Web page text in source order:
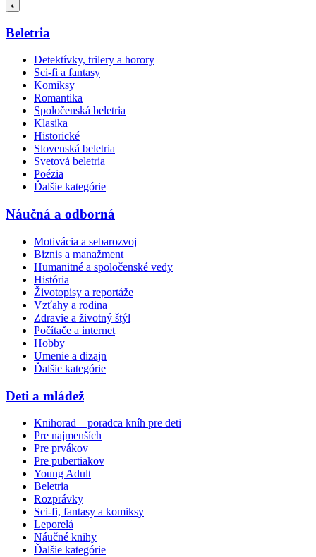
Beletria
Detektívky, trilery a horory
Sci-fi a fantasy
Komiksy
Romantika
Spoločenská beletria
Klasika
Historické
Slovenská beletria
Svetová beletria
Poézia
Ďalšie kategórie
Náučná a odborná
Motivácia a sebarozvoj
Biznis a manažment
Humanitné a spoločenské vedy
História
Životopisy a reportáže
Vzťahy a rodina
Zdravie a životný štýl
Počítače a internet
Hobby
Umenie a dizajn
Ďalšie kategórie
Deti a mládež
Knihorad – poradca kníh pre deti
Pre najmenších
Pre prvákov
Pre pubertiakov
Young Adult
Beletria
Rozprávky
Sci-fi, fantasy a komiksy
Leporelá
Náučné knihy
Ďalšie kategórie